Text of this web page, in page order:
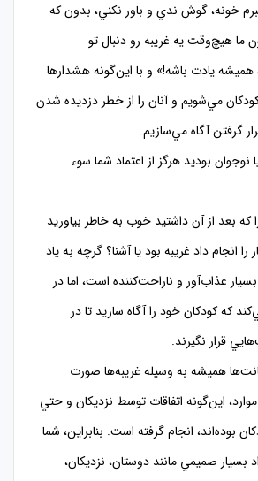
ببرم خونه، گوش ندي و باور نكني، بدون كه
ما هيچ‌وقت يه غريبه رو دنبال تو
يادت باشه!» و با اين‌گونه هشدارها
مي‌شويم و آنان را از خطر دزديده شدن
گرفتن آگاه مي‌سازيم.
نوجوان بوديد هرگز از اعتماد شما سوء
بعد از آن داشتيد خوب به خاطر بياوريد
انجام داد غريبه بود يا آشنا؟ گرچه به ياد
عذاب‌آور و ناراحت‌كننده است، اما در
كه كودكان خود را آگاه سازيد تا در
قرار نگيرند.
هميشه به وسيله غريبه‌ها صورت
اين‌گونه اتفاقات توسط نزديكان و حتي
بوده‌اند، انجام گرفته است. بنابراين، شما
بسيار صميمي مانند دوستان، نزديكان،